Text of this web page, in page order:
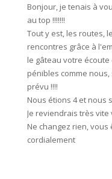
Bonjour, je tenais à
au top !!!!!!!
Tout y est, les routes,
rencontres grâce à
le gâteau votre
pénibles comme
prévu !!!!
Nous étions 4 et nous
Je reviendrais très
Ne changez rien, vous
cordialement